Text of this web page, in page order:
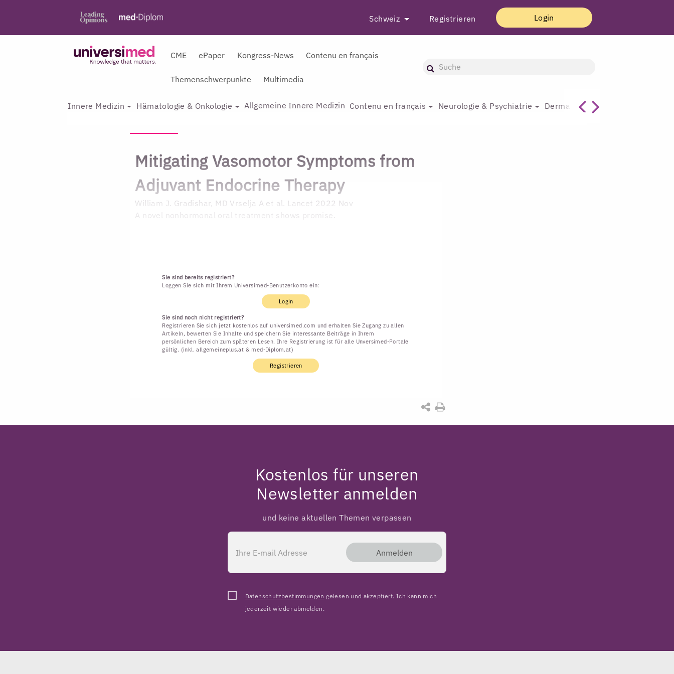
Schweiz Registrieren Login
CME ePaper Kongress-News Contenu en français
Themenschwerpunkte Multimedia
Innere Medizin Hämatologie & Onkologie Allgemeine Innere Medizin Contenu en français Neurologie & Psychiatrie Dermatologie & Plastische
Mitigating Vasomotor Symptoms from
Adjuvant Endocrine Therapy
William J. Gradishar, MD Vrselja A et al. Lancet 2022 Nov
A novel nonhormonal oral treatment shows promise.
Sie sind bereits registriert?
Loggen Sie sich mit Ihrem Universimed-Benutzerkonto ein:
Login
Sie sind noch nicht registriert?
Registrieren Sie sich jetzt kostenlos auf universimed.com und erhalten Sie Zugang zu allen
Artikeln, bewerten Sie Inhalte und speichern Sie interessante Beiträge in Ihrem
persönlichen Bereich zum späteren Lesen. Ihre Registrierung ist für alle Unversimed-Portale
gültig. (inkl. allgemeineplus.at & med-Diplom.at)
Registrieren
Kostenlos für unseren
Newsletter anmelden
und keine aktuellen Themen verpassen
Anmelden
Datenschutzbestimmungen gelesen und akzeptiert. Ich kann mich
jederzeit wieder abmelden.